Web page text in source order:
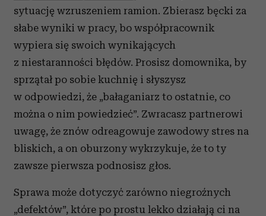
sytuację wzruszeniem ramion. Zbierasz bęcki za
słabe wyniki w pracy, bo współpracownik
wypiera się swoich wynikających
z niestaranności błędów. Prosisz domownika, by
sprzątał po sobie kuchnię i słyszysz
w odpowiedzi, że „bałaganiarz to ostatnie, co
można o nim powiedzieć”. Zwracasz partnerowi
uwagę, że znów odreagowuje zawodowy stres na
bliskich, a on oburzony wykrzykuje, że to ty
zawsze pierwsza podnosisz głos.
Sprawa może dotyczyć zarówno niegroźnych
„defektów”, które po prostu lekko działają ci na